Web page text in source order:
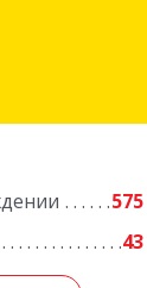
575
43
ул, дом